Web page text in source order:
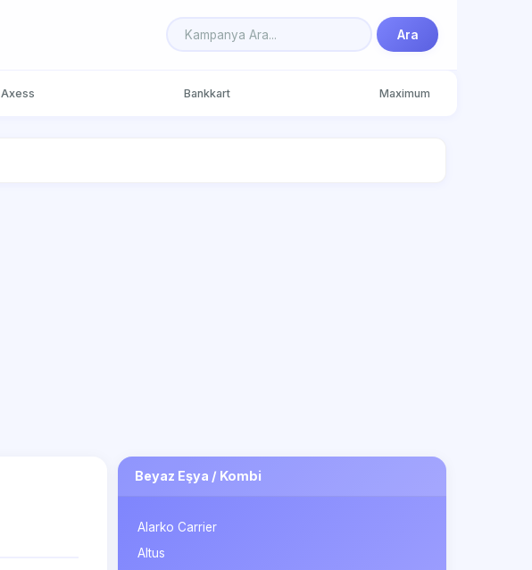
Ara
Axess Bankkart Maximum
Beyaz Eşya / Kombi
Alarko Carrier
Altus